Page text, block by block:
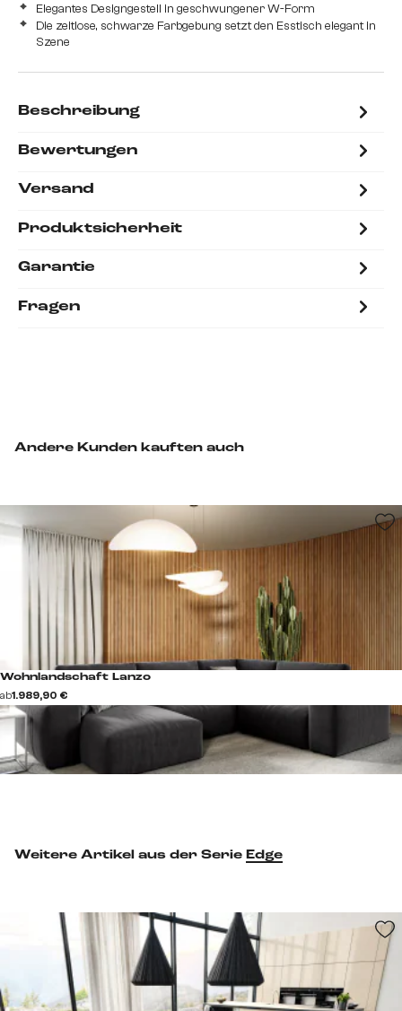
Elegantes Designgestell in geschwungener W-Form
Die zeitlose, schwarze Farbgebung setzt den Esstisch elegant in
Szene
Beschreibung
Bewertungen
Versand
Produktsicherheit
Garantie
Fragen
Weitere Artikel aus der Serie Edge
Andere Kunden kauften auch
Wohnlandschaft Lanzo
ab1.989,90 €